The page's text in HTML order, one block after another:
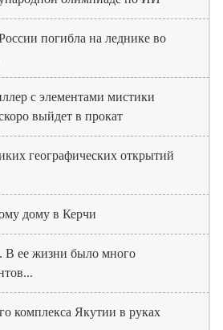
погибла на леднике во
с элементами мистики
выйдет в прокат
географических открытий
дому в Керчи
ее жизни было много
комплекса Якутии в руках